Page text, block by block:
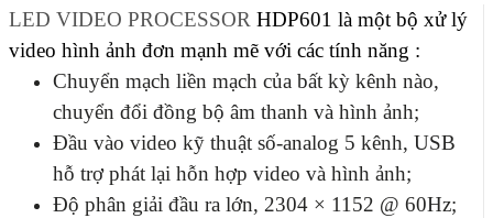
LED VIDEO PROCESSOR HDP601 là một bộ xử lý
video hình ảnh đơn mạnh mẽ với các tính năng :
Chuyển mạch liền mạch của bất kỳ kênh nào,
chuyển đổi đồng bộ âm thanh và hình ảnh;
Đầu vào video kỹ thuật số-analog 5 kênh, USB
hỗ trợ phát lại hỗn hợp video và hình ảnh;
Độ phân giải đầu ra lớn, 2304 × 1152 @ 60Hz;